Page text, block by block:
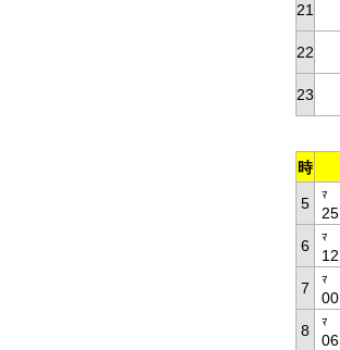
21
22
23
時
5 ﾏ
25
6
ﾏ
12
7
ﾏ
00
8
ﾏ
06